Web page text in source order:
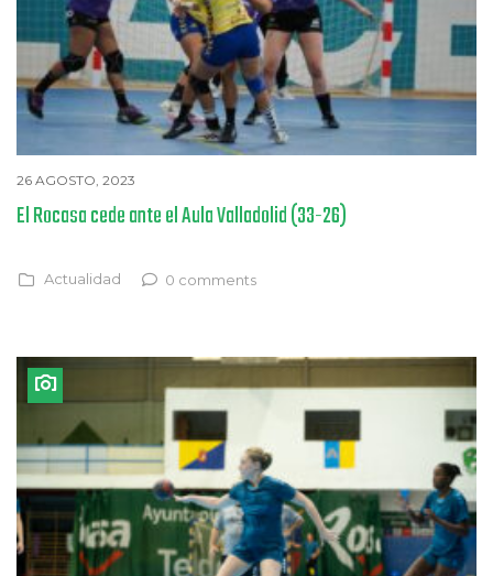
26 AGOSTO, 2023
El Rocasa cede ante el Aula Valladolid (33-26)
Actualidad 0 comments